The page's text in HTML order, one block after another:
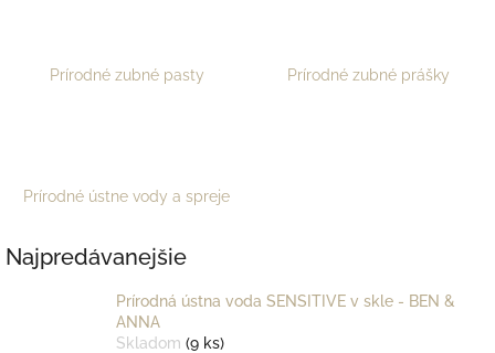
Prírodné zubné pasty Prírodné zubné prášky
Prírodné ústne vody a spreje
Najpredávanejšie
Prírodná ústna voda SENSITIVE v skle - BEN &
ANNA
Skladom (9 ks)